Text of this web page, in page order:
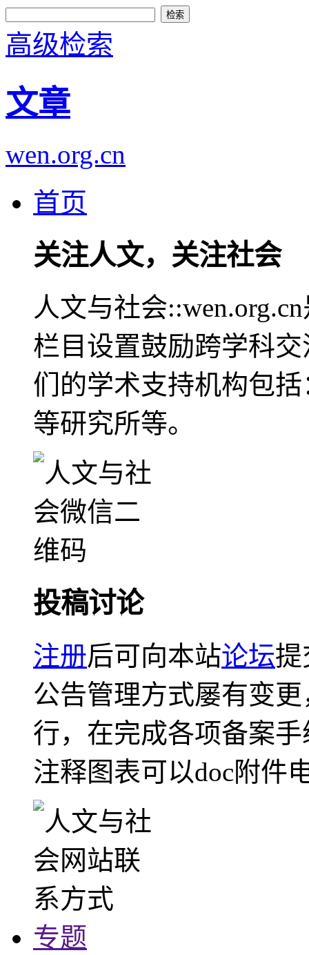
高级检索
文章
wen.org.cn
首页
关注人文，关注社会
人文与社会
栏目设置鼓励跨学科
们的学术支持机构包
等研究所等。
投稿讨论
注册后可向本站论坛提
公告管理方式屡有变
行，在完成各项备案
注释图表可以doc附件
专题